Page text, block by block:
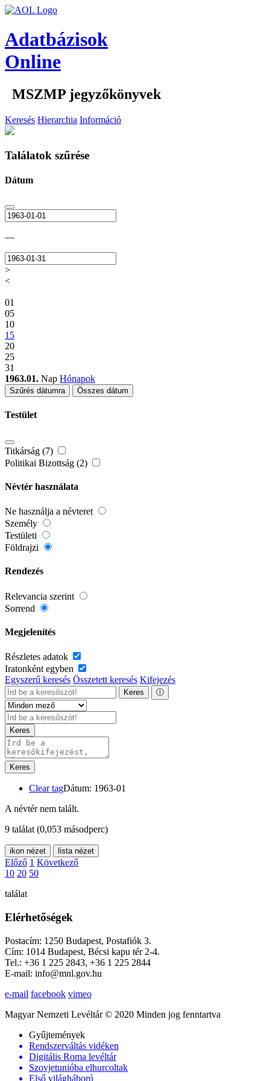
Adatbázisok
Online
MSZMP jegyzőkönyvek
Keresés Hierarchia Információ
Találatok szűrése
Dátum
—
>
<
01
05
10
15
20
25
31
1963.01. Nap Hónapok
Szűrés dátumra Összes dátum
Testület
Titkárság (7)
Politikai Bizottság (2)
Névtér használata
Ne használja a névteret
Személy
Testületi
Földrajzi
Rendezés
Relevancia szerint
Sorrend
Megjelenítés
Részletes adatok
Iratonként egyben
Egyszerű keresés Összetett keresés Kifejezés
Keres ⓘ
Keres
Keres
Clear tagDátum: 1963-01
A névtér nem talált.
9 találat (0,053 másodperc)
ikon nézet lista nézet
Előző 1 Következő
10 20 50
találat
Elérhetőségek
Postacím: 1250 Budapest, Postafiók 3.
Cím: 1014 Budapest, Bécsi kapu tér 2-4.
Tel.: +36 1 225 2843, +36 1 225 2844
E-mail: info@mnl.gov.hu
e-mail facebook vimeo
Magyar Nemzeti Levéltár © 2020 Minden jog fenntartva
Gyűjtemények
Rendszerváltás vidéken
Digitális Roma levéltár
Szovjetunióba elhurcoltak
Első világháború